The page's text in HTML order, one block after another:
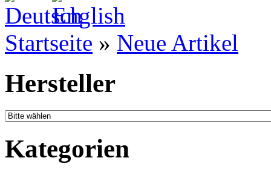
Startseite » Neue Artikel
Hersteller
Kategorien